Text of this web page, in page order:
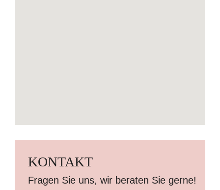
KONTAKT
Fragen Sie uns, wir beraten Sie gerne!